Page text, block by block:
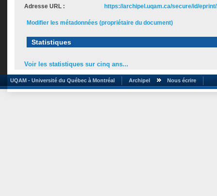
Adresse URL : https://archipel.uqam.ca/secure/id/
Modifier les métadonnées (propriétaire du document)
Statistiques
Voir les statistiques sur cinq ans...
UQAM - Université du Québec à Montréal Archipel Nous écrire